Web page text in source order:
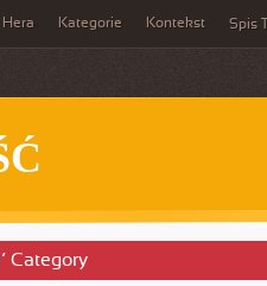
Hera Kategorie Kontekst Spis
Category